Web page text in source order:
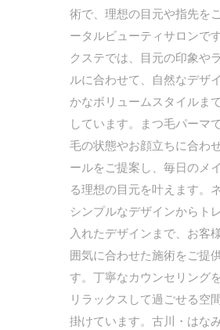
術で、理想の目元や指先を
ータルビューティサロンで
クステでは、目元の印象や
ルに合わせて、自然なデザ
かなボリュームスタイルま
しています。まつ毛パーマ
毛の状態やお顔立ちに合わ
ールをご提案し、毎日のメ
る理想の目元を叶えます。
シンプルなデザインからト
入れたデザインまで、お客
囲気に合わせた施術をご提
す。丁寧なカウンセリング
リラックスして過ごせる空
掛けています。古川・はな